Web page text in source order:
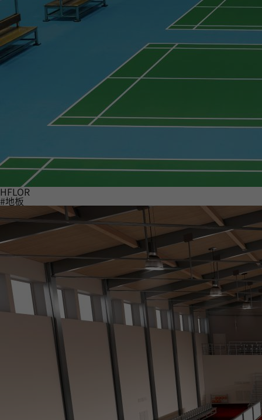
HFLOR
#地板